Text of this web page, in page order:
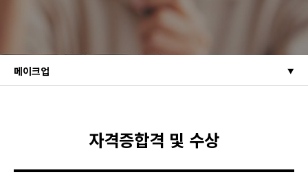
메이크업
자격증합격 및 수상